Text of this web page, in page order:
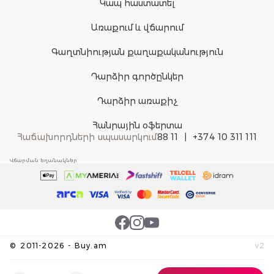
Կապ հաստատել
Առաքում և վճարում
Գաղտնիության քաղաքականություն
Դարձիր գործընկեր
Դարձիր առաքիչ
Հանրային օֆերտա
Հաճախորդների սպասարկում88 11 +374 10 311 111
© 2011-2026 - Buy.am v2
Վճարման եղանակներ